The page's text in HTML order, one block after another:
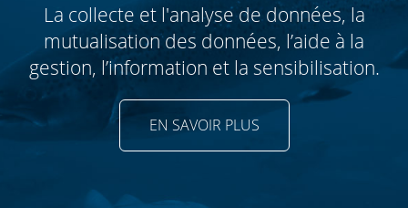
La collecte et l'analyse de données, la
mutualisation des données, l’aide à la
gestion, l’information et la sensibilisation.
EN SAVOIR PLUS